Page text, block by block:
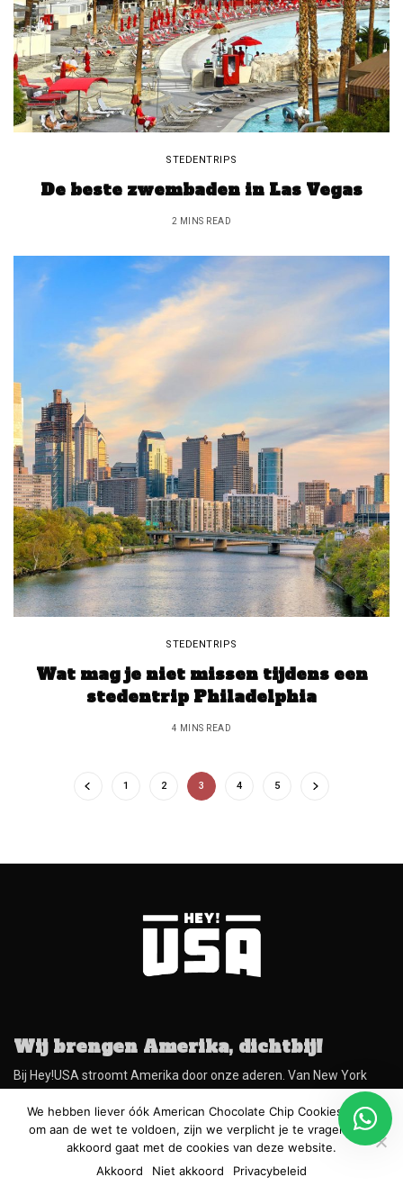
STEDENTRIPS
De beste zwembaden in Las Vegas
2 MINS READ
STEDENTRIPS
Wat mag je niet missen tijdens een
stedentrip Philadelphia
4 MINS READ
1 2 3 4 5
Wij brengen Amerika, dichtbij!
Bij Hey!USA stroomt Amerika door onze aderen. Van New York
liefhebbers tot Vegas fans en van roadtrippers tot citytrippers.
Sinds onze start in 2013 hebben we al honderduizenden USA fans
geïnspireerd met onze belofte: Wij brengen Amerika, dichtbij!
MEDIAPARTNER VAN:
We hebben liever óók American Chocolate Chip Cookies, maar
om aan de wet te voldoen, zijn we verplicht je te vragen of je
akkoord gaat met de cookies van deze website.
Akkoord
Niet akkoord Privacybeleid